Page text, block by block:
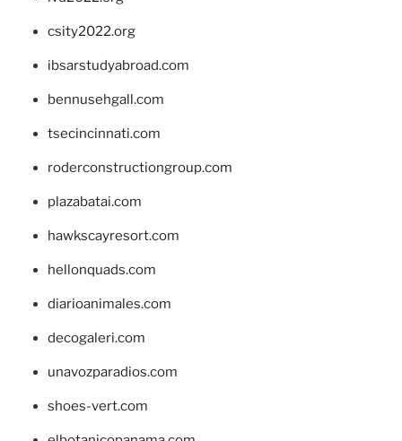
csity2022.org
ibsarstudyabroad.com
bennusehgall.com
tsecincinnati.com
roderconstructiongroup.com
plazabatai.com
hawkscayresort.com
hellonquads.com
diarioanimales.com
decogaleri.com
unavozparadios.com
shoes-vert.com